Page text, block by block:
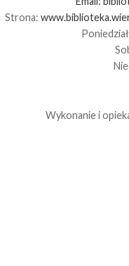
Strona:
Wykonanie i